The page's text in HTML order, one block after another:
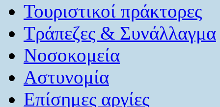
Τουριστικοί πράκτορες
Τράπεζες & Συνάλλαγμα
Νοσοκομεία
Αστυνομία
Επίσημες αργίες